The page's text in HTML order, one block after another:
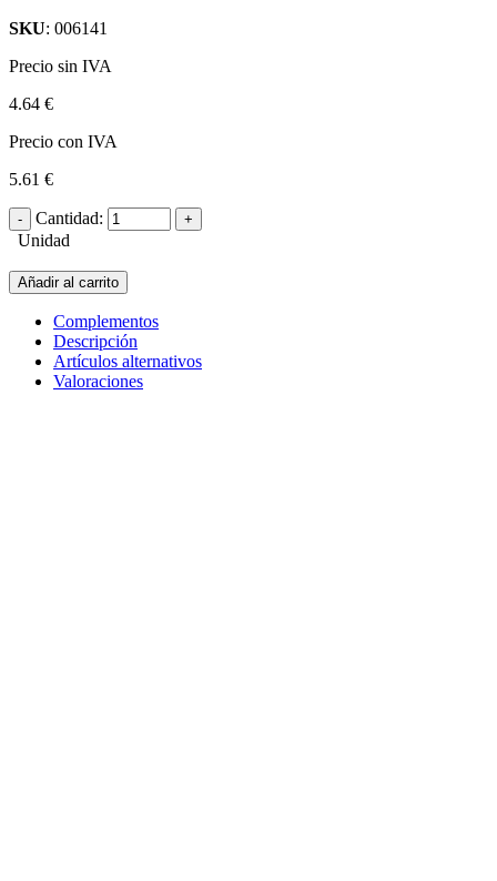
SKU: 006141
Precio sin IVA
4.64 €
Precio con IVA
5.61 €
Cantidad:
Unidad
Añadir al carrito
Complementos
Descripción
Artículos alternativos
Valoraciones